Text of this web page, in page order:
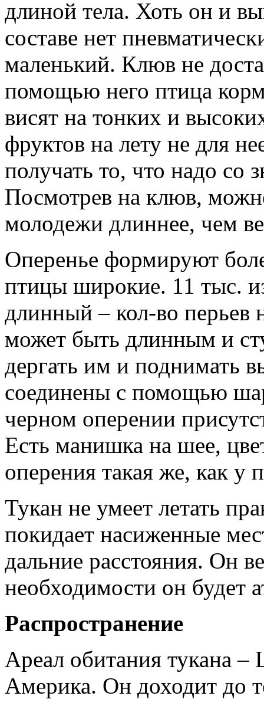
длиной тела. Хоть он и
составе нет
маленький. Клюв не
помощью него птица
висят на тонких и
фруктов на лету не для
получать то, что надо со
Посмотрев на клюв,
молодежи длиннее, чем
Оперенье формируют
птицы широкие. 11 тыс.
длинный – кол-во перьев
может быть длинным и
дергать им и поднимать
соединены с помощью
черном оперении
Есть манишка на шее,
оперения такая же, как у
Тукан не умеет летать
покидает насиженные
дальние расстояния. Он
необходимости он будет
Распространение
Ареал обитания тукана
Америка. Он доходит до